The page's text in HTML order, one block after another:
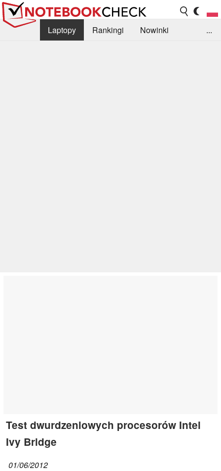
Laptopy Rankingi
Nowinki
...
Test dwurdzeniowych procesorów Intel
Ivy Bridge
01/06/2012